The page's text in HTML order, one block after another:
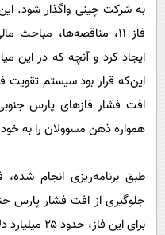
به شرکت چینی واگذار شود. این
فاز ۱۱، مناقصه‌ها،
ایجاد کرد و آنچه که در این
این‌که قرار بود سیستم تقویت
افت فشار فازهای پارس
همواره ذهن مسوولان را به
طبق برنامه‌ریزی انجام
جلوگیری از افت فشار پارس
برای این فاز، حدود ۲۵ میلیارد دلار براورد شده است.